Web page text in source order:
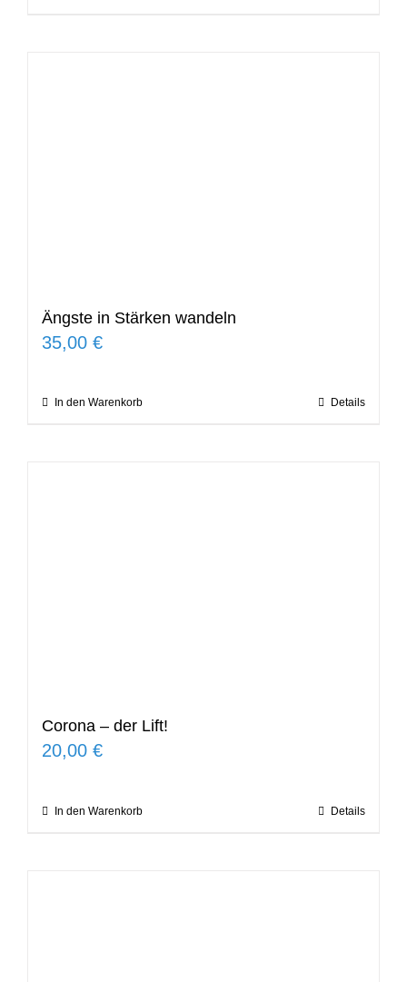
Ängste in Stärken wandeln
35,00 €
In den Warenkorb Details
Corona – der Lift!
20,00 €
In den Warenkorb Details